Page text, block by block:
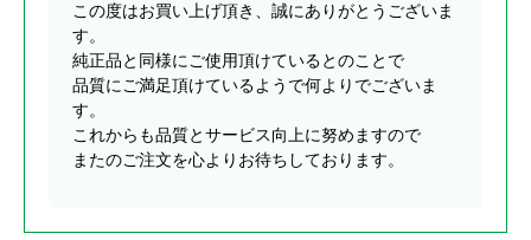
この度はお買い上げ頂き、誠にありがとうございま
す。
純正品と同様にご使用頂けているとのことで
品質にご満足頂けているようで何よりでございま
す。
これからも品質とサービス向上に努めますので
またのご注文を心よりお待ちしております。